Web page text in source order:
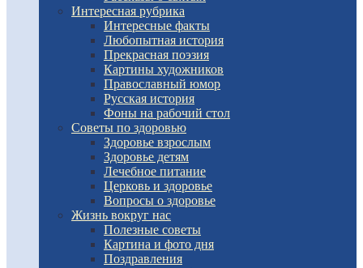
Интересная рубрика
Интересные факты
Любопытная история
Прекрасная поэзия
Картины художников
Православный юмор
Русская история
Фоны на рабочий стол
Советы по здоровью
Здоровье взрослым
Здоровье детям
Лечебное питание
Церковь и здоровье
Вопросы о здоровье
Жизнь вокруг нас
Полезные советы
Картина и фото дня
Поздравления